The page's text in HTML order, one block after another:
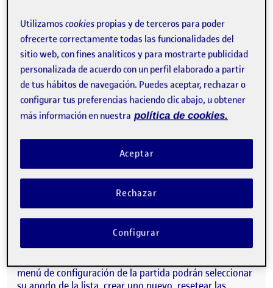
Defender: Los luchadores tienen un botón para
defender, cuando la defensa está activa, los ataques del
contrario causan menos daño.
Los ataques y defensa se pueden combinar con los
controles de arriba y abajo para hacer ataques altos,
defensa baja y las demás combinaciones. Si no se pulsa
Cámara automática: La cámara tiene en cuenta la
posición de los luchadores, ajustándose
automáticamente según la distancia entre ambos para
Creación de jugadores: Para poder conservar
estadísticas y que los jugadores puedan consultarlas y
picarse entre ellos. Los jugadores podrán registrar
menú de configuración de la partida podrán seleccionar
Utilizamoscookies propias y de terceros para poder
ofrecerte correctamente todas las funcionalidades del
sitio web, con fines analíticos y para mostrarte publicidad
personalizada de acuerdo con un perfil elaborado a partir
de tus hábitos de navegación. Puedes aceptar, rechazar o
configurar tus preferencias haciendo clic abajo, u obtener
más información en nuestra política de cookies.
Rechazar
Aceptar
Configurar